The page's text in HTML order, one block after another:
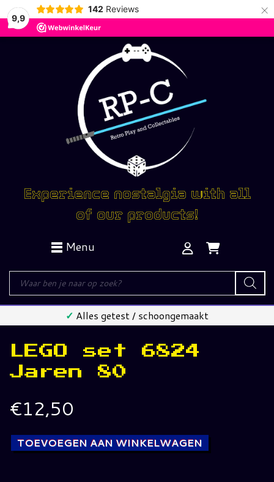
9,9
142 Reviews ×
Experience nostalgia with all
of our products!
Menu
Producten
zoeken
✓ Alles getest / schoongemaakt
LEGO set 6824
Jaren 80
€12,50
TOEVOEGEN AAN WINKELWAGEN